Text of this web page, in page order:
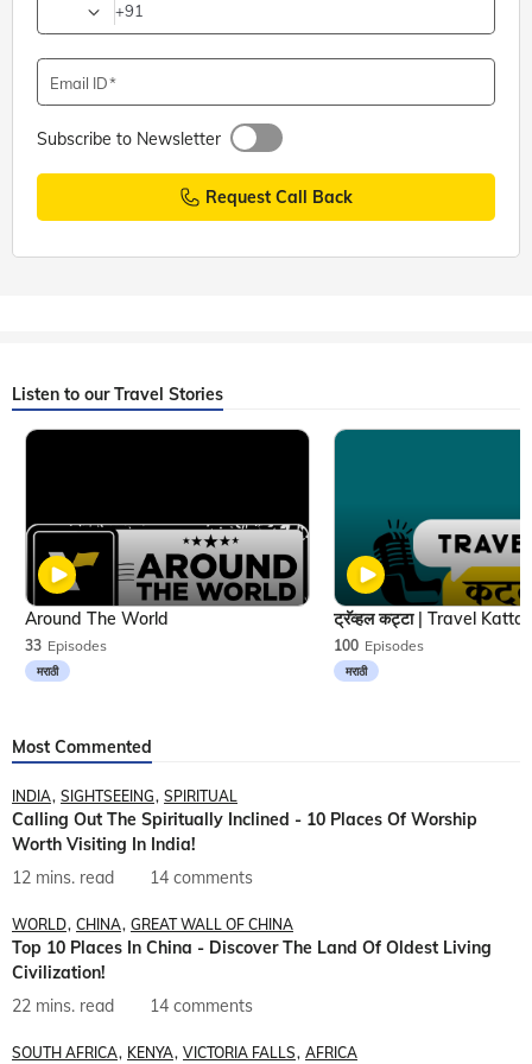
+91
Email ID
Subscribe to Newsletter
Request Call Back
Listen to our Travel Stories
33 Episodes
मराठी
Around The World
100 Episodes
मराठी
Most Commented
INDIA SIGHTSEEING SPIRITUAL
Calling Out The Spiritually Inclined - 10 Places Of Worship
Worth Visiting In India!
12 mins. read
14 comments
WORLD CHINA GREAT WALL OF CHINA
Top 10 Places In China - Discover The Land Of Oldest Living
Civilization!
22 mins. read
14 comments
SOUTH AFRICA KENYA VICTORIA FALLS AFRICA